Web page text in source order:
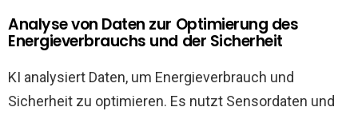
Analyse von Daten zur Optimierung des
Energieverbrauchs und der Sicherheit
KI analysiert Daten, um Energieverbrauch und
Sicherheit zu optimieren. Es nutzt Sensordaten und